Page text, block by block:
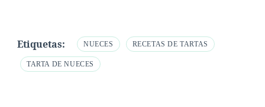
Etiquetas: NUECES RECETAS DE TARTAS
TARTA DE NUECES